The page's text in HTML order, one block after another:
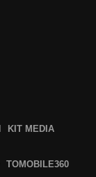
KIT MEDIA
TOMOBILE360